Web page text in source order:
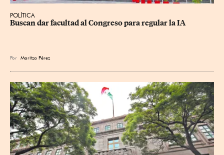
POLÍTICA
Buscan dar facultad al Congreso para regular la IA
Por Maritza Pérez